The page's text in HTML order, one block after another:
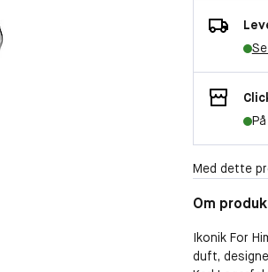
Med dette
Om
Ikonik For
duft,